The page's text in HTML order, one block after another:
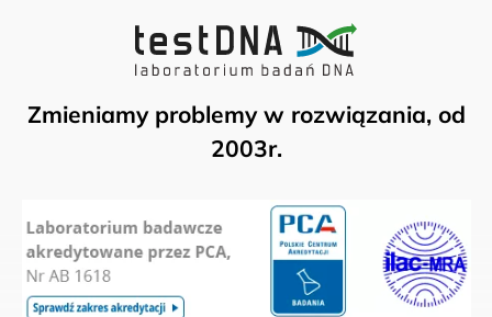
Zmieniamy problemy w rozwiązania, od
2003r.